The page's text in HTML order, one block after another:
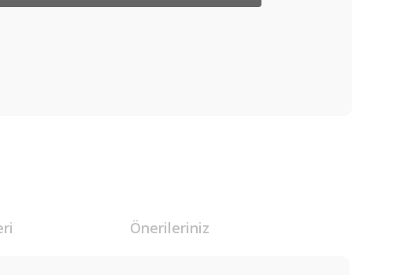
Önerileriniz